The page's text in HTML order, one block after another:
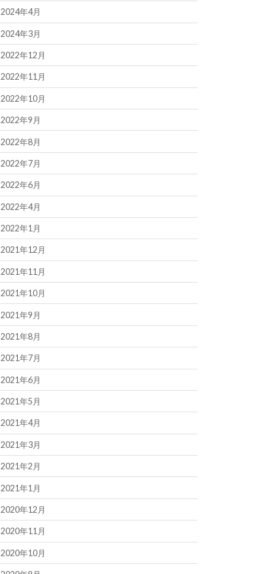
2024年4月
2024年3月
2022年12月
2022年11月
2022年10月
2022年9月
2022年8月
2022年7月
2022年6月
2022年4月
2022年1月
2021年12月
2021年11月
2021年10月
2021年9月
2021年8月
2021年7月
2021年6月
2021年5月
2021年4月
2021年3月
2021年2月
2021年1月
2020年12月
2020年11月
2020年10月